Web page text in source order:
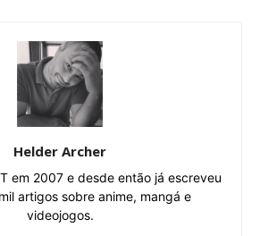
Helder Archer
em 2007 e desde então já escreveu
artigos sobre anime, mangá e
videojogos.